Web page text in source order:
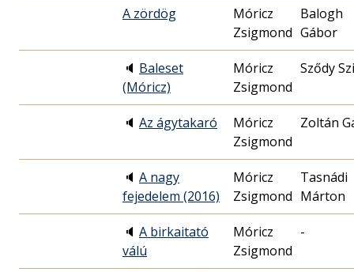
A zördög
Móricz
Zsigmond
Balogh
Gábor
🔈 Baleset
(Móricz)
Móricz
Zsigmond
Sződy
🔈 Az ágytakaró
Móricz
Zsigmond
Zoltán
🔈 A nagy
fejedelem (2016)
Móricz
Zsigmond
Tasnádi
Márton
🔈 A birkaitató
válú
Móricz
Zsigmond
-